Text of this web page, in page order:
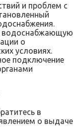
и проблем с
водоснабжающую
о
условиях.
подключение
в
о выдаче